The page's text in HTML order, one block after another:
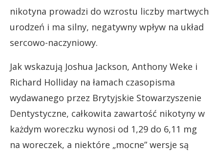
nikotyna prowadzi do wzrostu liczby martwych
urodzeń i ma silny, negatywny wpływ na układ
sercowo-naczyniowy.
Jak wskazują Joshua Jackson, Anthony Weke i
Richard Holliday na łamach czasopisma
wydawanego przez Brytyjskie Stowarzyszenie
Dentystyczne, całkowita zawartość nikotyny w
każdym woreczku wynosi od 1,29 do 6,11 mg
na woreczek, a niektóre „mocne” wersje są